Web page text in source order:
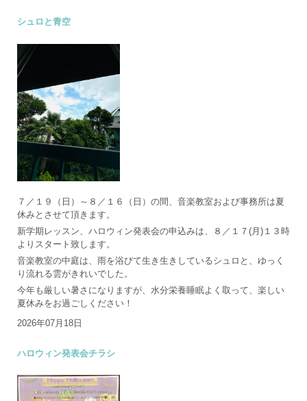
シュロと青空
７／１９（日）～８／１６（日）の間、音楽教室および事務所は夏
休みとさせて頂きます。
新学期レッスン、ハロウィン発表会の申込みは、８／１７(月)１３時
よりスタート致します。
音楽教室の中庭は、雨を浴びて生き生きしているシュロと、ゆっく
り流れる雲がきれいでした。
今年も厳しい暑さになりますが、水分栄養睡眠よく取って、楽しい
夏休みをお過ごしください！
2026年07月18日
ハロウィン発表会チラシ